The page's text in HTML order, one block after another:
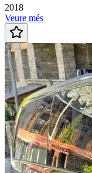
2018
Veure més